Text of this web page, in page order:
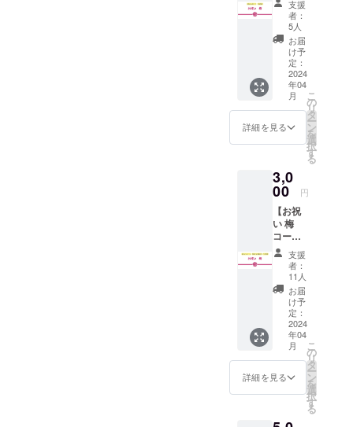
送はさ
れませ
ん。※提
供方
法：
メール
にURL
を記載
しま
す。 ★
一口
¥1,000
もOK！
支援
は自由
に上乗
せでき
ます！
イベン
トへの
参加が
できな
いけど...
応援し
たい！
フェム
ケアに
興味が
ある！
支援
者：
5人
お届
け予
定：
2024
年04
月
詳細を見る
こ
の
リ
タ
ー
ン
を
選
択
す
る
3,0
00 円
【お祝
い 梅
コー
ス】※郵
送はさ
れませ
ん。※提
供方
法：
メール
にURL
を記載
しま
す。 イ
ベント
への参
支援
者：
11人
お届
け予
定：
2024
年04
月
詳細を見る
こ
の
リ
タ
ー
ン
を
選
択
す
る